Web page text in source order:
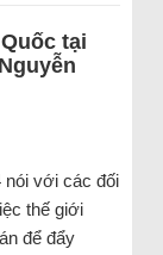
tại
nói với các đối
thế giới
để đẩy